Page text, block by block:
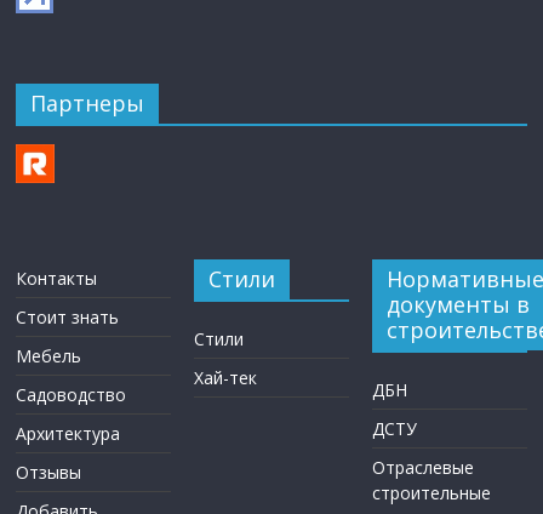
Партнеры
Контакты
Стоит знать
Мебель
Садоводство
Архитектура
Отзывы
Стили
Стили
Хай-тек
Нормативные
документы в
ДБН
ДСТУ
Отраслевые
строительные